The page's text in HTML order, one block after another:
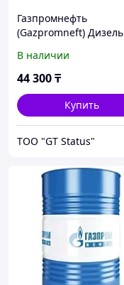
Газпромнефть
(Gazpromneft) Дизель
В наличии
44 300₸
Купить
ТОО "GT Status"